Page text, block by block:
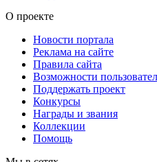
О проекте
Новости портала
Реклама на сайте
Правила сайта
Возможности
Поддержать проект
Конкурсы
Награды и звания
Коллекции
Помощь